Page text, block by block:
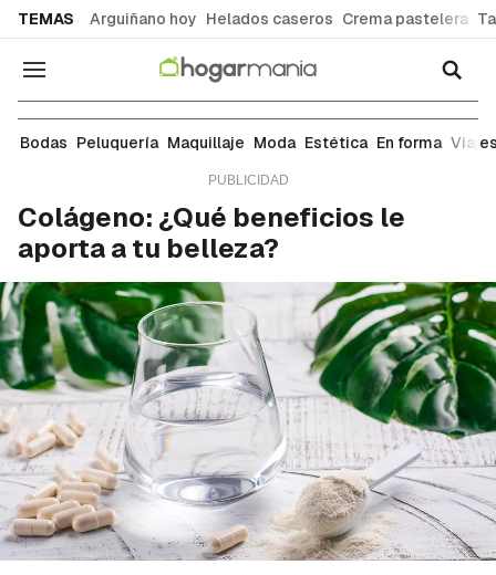
TEMAS Arguiñano hoy Helados caseros Crema pastelera
Navegación
Estética
Bodas Peluquería Maquillaje Moda Estética En forma
Colágeno: ¿Qué beneficios le
aporta a tu belleza?